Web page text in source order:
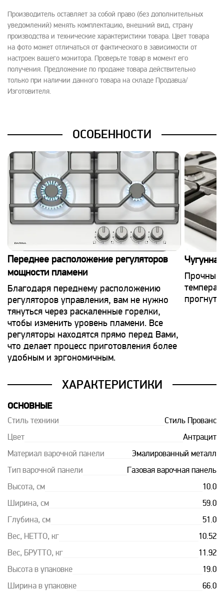
Производитель оставляет за собой право (без дополнительных
уведомлений) менять комплектацию, внешний вид, страну
производства и технические характеристики товара. Цвет товара
на фото может отличаться от фактического в зависимости от
настроек вашего монитора. Проверьте товар в момент его
получения. Предложение по продаже товара действительно
только при наличии данного товара на складе Продавца/
Изготовителя.
ОСОБЕННОСТИ
Переднее расположение регуляторов
мощности пламени
Благодаря переднему расположению
регуляторов управления, вам не нужно
тянуться через раскаленные горелки,
чтобы изменить уровень пламени. Все
регуляторы находятся прямо перед Вами,
что делает процесс приготовления более
удобным и эргономичным.
ХАРАКТЕРИСТИКИ
ОСНОВНЫЕ
Стиль техники Стиль Прованс
Цвет Антрацит
Материал варочной панели Эмалированный металл
Тип варочной панели Газовая варочная панель
Высота, см 10.0
Ширина, см 59.0
Глубина, см 51.0
Вес, НЕТТО, кг 10.52
Вес, БРУТТО, кг 11.92
Высота в упаковке 19.0
Ширина в упаковке 66.0